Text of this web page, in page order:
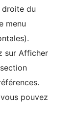
droite du
menu
sur Afficher
pouvez